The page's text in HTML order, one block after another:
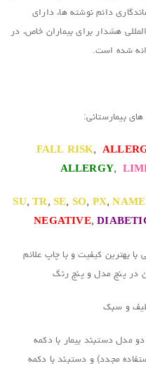
دائم نوشته ها، دارای
هشدار برای بیماران خاص، در
شده است.
بیمارستانی:
FALL RISK,
ALLERGY ,
SU,TR, SE, SO, PX,
NEGATIVE,
بهترین کیفیت و با چاپ علائم
در پنج مدل و پنج رنگ
و سبک
مدل دستبند بیمار با دکمه
مجدد) و دستبند با دکمه